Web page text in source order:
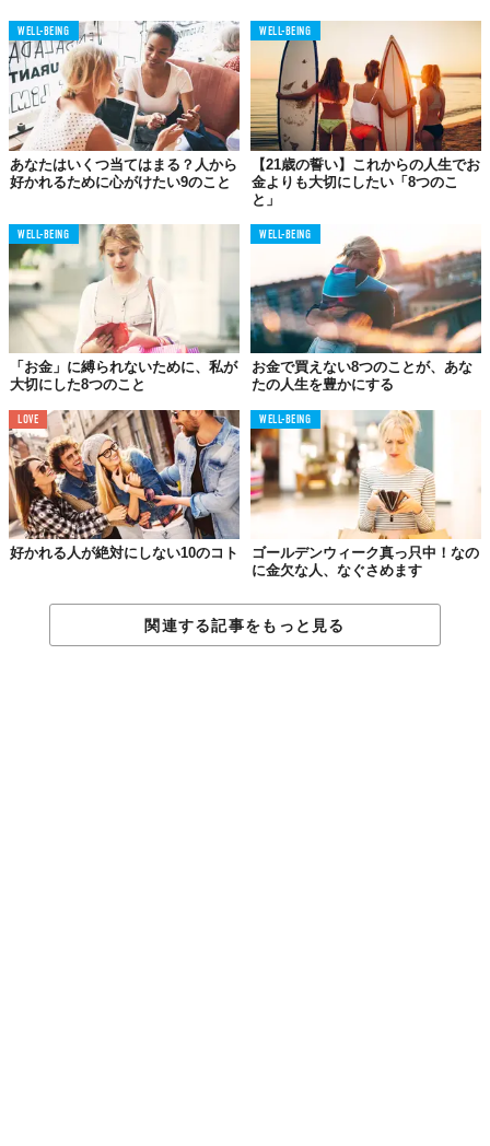
06.
お金を使うことに
対する考え方が違う
お金に好かれる人はお金を循環するものと考えていますから、必
要なところに使えば必ずまた入ってくると知っています。
お金に嫌われる人は、お金は使えば無くなるものと思っているの
で、お金をなるべく出さないようにします。
07.
身の回りが
片づいているかどうかが違う
WELL-BEING
あなたはいくつ当てはまる？人から
好かれるために心がけたい9のこと
WELL-BEING
【21歳の誓い】これからの人生でお
金よりも大切にしたい「8つのこ
と」
WELL-BEING
「お金」に縛られないために、私が
大切にした8つのこと
WELL-BEING
お金で買えない8つのことが、あな
たの人生を豊かにする
LOVE
好かれる人が絶対にしない10のコト
WELL-BEING
ゴールデンウィーク真っ只中！なの
に金欠な人、なぐさめます
関連する記事をもっと見る